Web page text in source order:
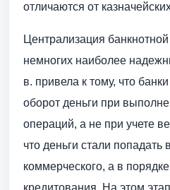
отличаются от
Централизация
немногих наиболее
в. привела к тому, что
оборот деньги при
операций, а не при учете
что деньги стали попадать
коммерческого, а в